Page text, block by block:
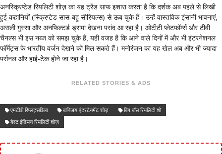
अनस्क्रिप्टेड रियलिटी शोज़ का यह ट्रेंड साफ इशारा करता है कि दर्शक अब पहले से लिखी
हुई कहानियों (स्क्रिप्टेड सास-बहू सीरियल्स) से ऊब चुके हैं। उन्हें वास्तविक इंसानी भावनाएं,
असली गुस्सा और अनफिल्टर्ड ड्रामा देखना पसंद आ रहा है। ओटीटी प्लेटफॉर्म्स और टीवी
चैनल्स भी इस नब्ज को समझ चुके हैं, यही वजह है कि आने वाले दिनों में और भी इंटरनेशनल
फॉर्मेट्स के भारतीय वर्जन देखने को मिल सकते हैं। मनोरंजन का यह खेल अब और भी ज्यादा
पर्सनल और हाई-टेक होने जा रहा है।
RELATED STORIES & ADS
एमटीवी स्प्लिट्सविला बानिजय एंटरटेनमेंट शोज़
बिग बॉस रियलिटी शो
बेस्ट इंडियन रियलिटी शोज़